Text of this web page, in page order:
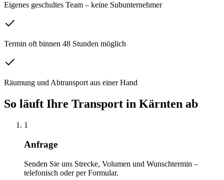
Eigenes geschultes Team – keine Subunternehmer
Termin oft binnen 48 Stunden möglich
Räumung und Abtransport aus einer Hand
So läuft Ihre Transport in Kärnten ab
1
Anfrage
Senden Sie uns Strecke, Volumen und Wunschtermin –
telefonisch oder per Formular.